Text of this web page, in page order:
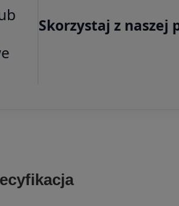
Skorzystaj z naszej